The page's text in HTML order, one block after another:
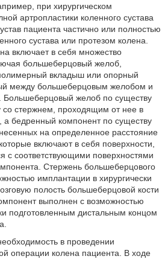
при хирургическом
артропластики коленного сустава
пациента частично или полностью
сустава или протезом колена.
включает в себя множество
большеберцовый желоб,
вкладыш или опорный
между большеберцовым желобом и
желоб по существу
со стержнем, проходящим от нее в
а бедренный компонент по существу
на определенное расстояние
включают в себя поверхности,
соответствующими поверхностями
Стержень большеберцового
имплантации в хирургически
полость большеберцовой кости
выполнен с возможностью
подготовленным дистальным концом
в проведении
операции колена пациента. В ходе